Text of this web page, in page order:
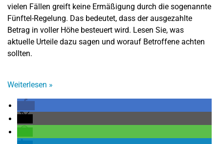
vielen Fällen greift keine Ermäßigung durch die sogenannte
Fünftel-Regelung. Das bedeutet, dass der ausgezahlte
Betrag in voller Höhe besteuert wird. Lesen Sie, was
aktuelle Urteile dazu sagen und worauf Betroffene achten
sollten.
Weiterlesen »